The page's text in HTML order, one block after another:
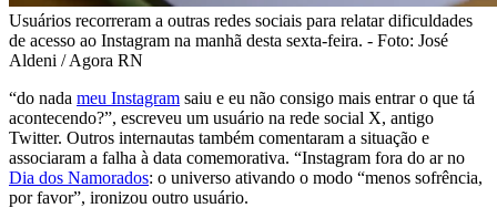
Usuários recorreram a outras redes sociais para relatar dificuldades
de acesso ao Instagram na manhã desta sexta-feira. - Foto: José
Aldeni / Agora RN
“do nada meu Instagram saiu e eu não consigo mais entrar o que tá
acontecendo?”, escreveu um usuário na rede social X, antigo
Twitter. Outros internautas também comentaram a situação e
associaram a falha à data comemorativa. “Instagram fora do ar no
Dia dos Namorados: o universo ativando o modo “menos sofrência,
por favor”, ironizou outro usuário.